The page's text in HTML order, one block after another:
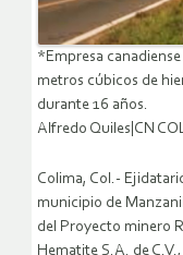
*Empresa
metros cúbicos de
durante 16 años.
Alfredo Quiles|CN
Colima, Col.-
municipio de
del Proyecto minero
Hematite S.A. de